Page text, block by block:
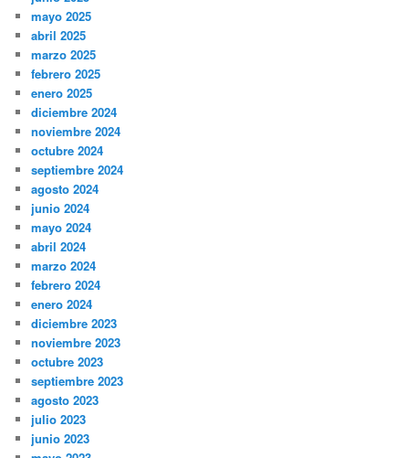
mayo 2025
abril 2025
marzo 2025
febrero 2025
enero 2025
diciembre 2024
noviembre 2024
octubre 2024
septiembre 2024
agosto 2024
junio 2024
mayo 2024
abril 2024
marzo 2024
febrero 2024
enero 2024
diciembre 2023
noviembre 2023
octubre 2023
septiembre 2023
agosto 2023
julio 2023
junio 2023